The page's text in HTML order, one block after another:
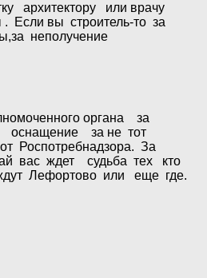
архитектору или врачу
. Если вы строитель-то за
неполучение
органа за
оснащение за не тот
Роспотребнадзора. За
вас ждет судьба тех кто
Лефортово или еще где.